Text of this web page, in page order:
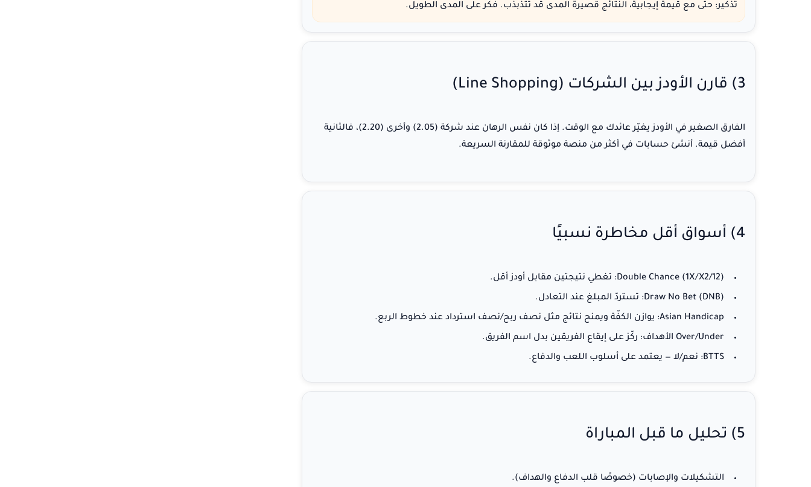
تذكير: حتى مع قيمة إيجابية، النتائج قصيرة المدى قد تتذبذب. فكّر على المدى الطويل.
3) قارن الأودز بين الشركات (Line Shopping)
الفارق الصغير في الأودز يغيّر عائدك مع الوقت. إذا كان نفس الرهان عند شركة (2.05) وأخرى (2.20)، فالثانية
أفضل قيمة. أنشئ حسابات في أكثر من منصة موثوقة للمقارنة السريعة.
4) أسواق أقل مخاطرة نسبيًا
Double Chance (1X/X2/12): تغطي نتيجتين مقابل أودز أقل.
Draw No Bet (DNB): تستردّ المبلغ عند التعادل.
Asian Handicap: يوازن الكفّة ويمنح نتائج مثل نصف ربح/نصف استرداد عند خطوط الربع.
Over/Under الأهداف : ركّز على إيقاع الفريقين بدل اسم الفريق.
BTTS: نعم/لا — يعتمد على أسلوب اللعب والدفاع.
5) تحليل ما قبل المباراة
التشكيلات والإصابات (خصوصًا قلب الدفاع والهداف).